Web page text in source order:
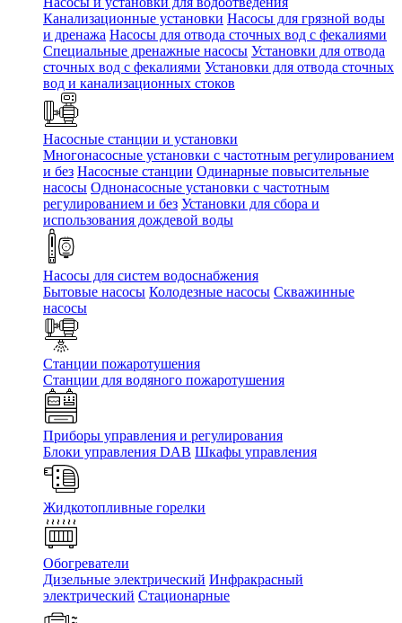
Канализационные установки Насосы для грязной воды
и дренажа Насосы для отвода сточных вод c фекалиями
Специальные дренажные насосы Установки для отвода
сточных вод c фекалиями Установки для отвода сточных
вод и канализационных стоков
Насосные станции и установки
Многонасосные установки с частотным регулированием
и без Насосные станции Одинарные повысительные
насосы Однонасосные установки с частотным
регулированием и без Установки для сбора и
использования дождевой воды
Насосы для систем водоснабжения
Бытовые насосы Колодезные насосы Скважинные
насосы
Станции пожаротушения
Станции для водяного пожаротушения
Приборы управления и регулирования
Блоки управления DAB Шкафы управления
Жидкотопливные горелки
Обогреватели
Дизельные электрический Инфракрасный
электрический Стационарные